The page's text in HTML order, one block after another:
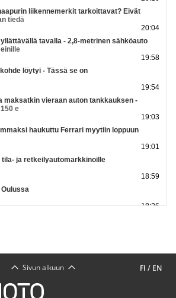
liikennemerkit tarkoittavat? Eivät
tiedä
20:04
tavalla - 2,8-metrinen sähköauto
19:58
löytyi - Tässä se on
19:54
maksatkin vieraan auton tankkauksen -
e
19:03
haukuttu Ferrari myytiin loppuun
19:01
ja retkeilyautomarkkinoille
18:59
18:26
FI / EN
Sivun alkuun